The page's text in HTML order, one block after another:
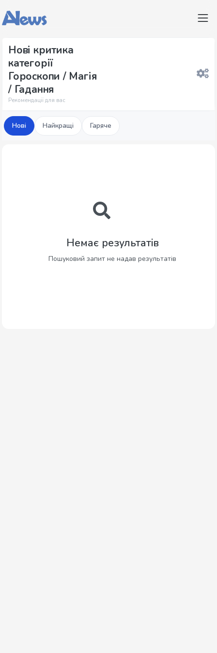
Нові критика
категорії
Гороскопи / Магія
/ Гадання
Рекомендації для вас
Нові Найкращі Гаряче
Немає результатів
Пошуковий запит не надав результатів